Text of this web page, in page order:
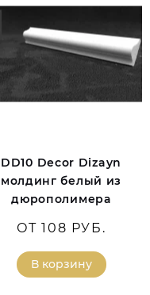
DD10 Decor Dizayn
молдинг белый из
дюрополимера
ОТ 108 РУБ.
В корзину